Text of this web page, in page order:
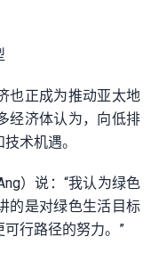
也正成为推动亚太地
经济体认为，向低排
术机遇。
）说：“我认为绿色
的是对绿色生活目标
行路径的努力。”